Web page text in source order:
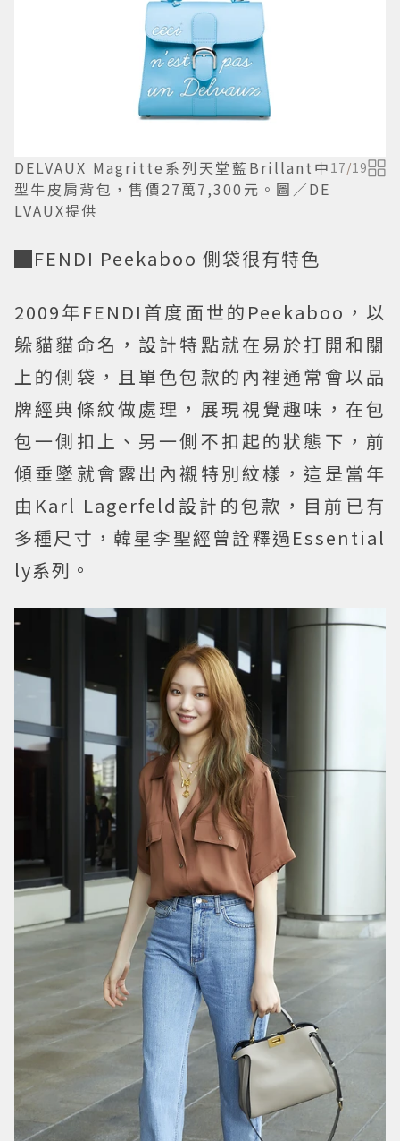
DELVAUX Magritte系列天堂藍Brillant中
型牛皮肩背包，售價27萬7,300元。圖／DE
LVAUX提供
17/19
█FENDI Peekaboo 側袋很有特色
2009年FENDI首度面世的Peekaboo，以
躲貓貓命名，設計特點就在易於打開和關
上的側袋，且單色包款的內裡通常會以品
牌經典條紋做處理，展現視覺趣味，在包
包一側扣上、另一側不扣起的狀態下，前
傾垂墜就會露出內襯特別紋樣，這是當年
由Karl Lagerfeld設計的包款，目前已有
多種尺寸，韓星李聖經曾詮釋過Essential
ly系列。